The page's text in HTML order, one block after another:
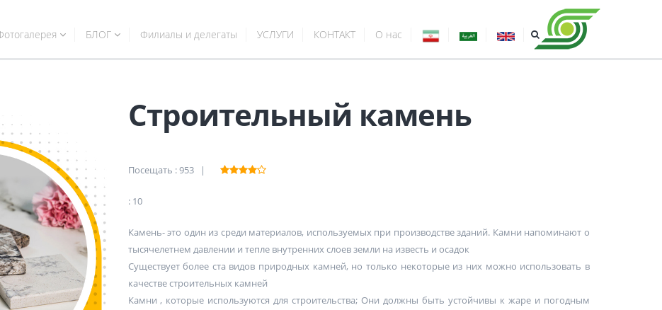
БЛОГ Филиалы и делегаты УСЛУГИ КОНТАКТ О нас
Строительный камень
Посещать : 953 |
: 10
Камень- это один из среди материалов, используемых при производстве зданий. Камни напоминают о
тысячелетнем давлении и тепле внутренних слоев земли на известь и осадок
Существует более ста видов природных камней, но только некоторые из них можно использовать в
качестве строительных камней
Камни , которые используются для строительства; Они должны быть устойчивы к жаре и погодным